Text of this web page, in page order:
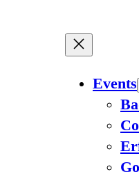
Events